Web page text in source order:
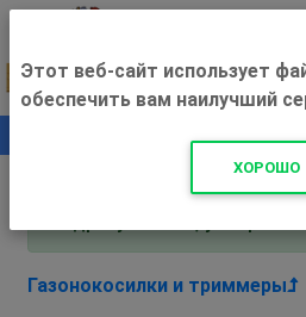
+500
Внимание! С 3 августа
Газонокосилки и триммеры
Этот веб-сайт использует
обеспечить вам наилучший
ХОРОШО